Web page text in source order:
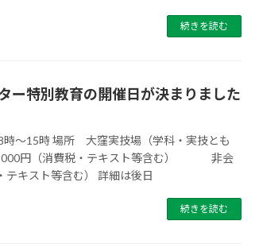
続きを読む
ー特別教育の開催日が決まりました
〜15時 場所 大窪実技場（学科・実技とも
円（消費税・テキスト等含む） 非会
キスト等含む） 詳細は後日
続きを読む